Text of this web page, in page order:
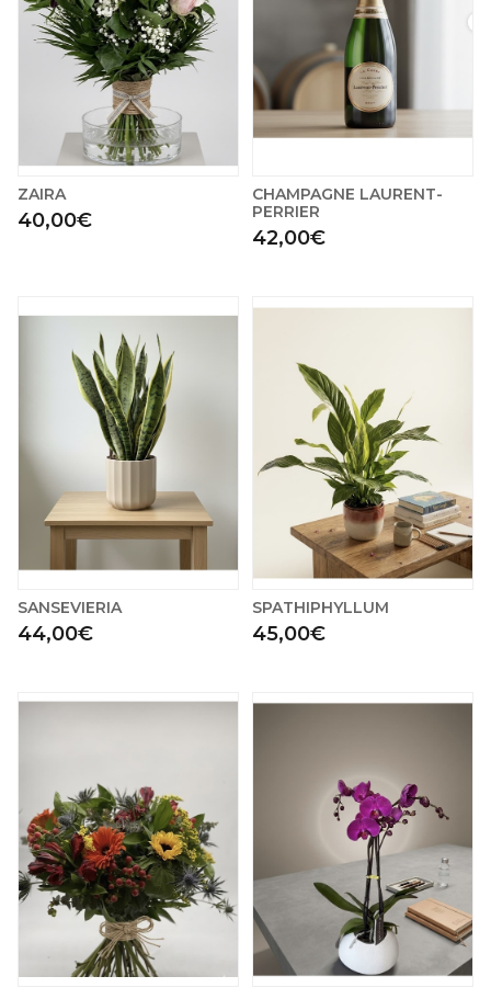
ZAIRA
40,00€
CHAMPAGNE LAURENT-
PERRIER
42,00€
SANSEVIERIA
44,00€
SPATHIPHYLLUM
45,00€